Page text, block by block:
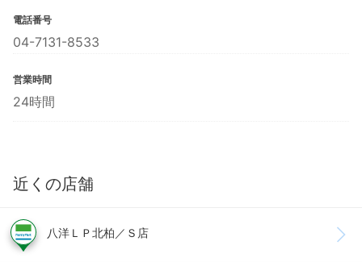
電話番号
04-7131-8533
営業時間
24時間
近くの店舗
八洋ＬＰ北柏／Ｓ店